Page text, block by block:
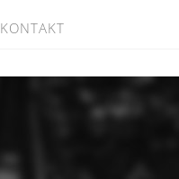
KONTAKT